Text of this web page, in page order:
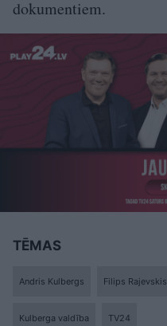
dokumentiem.
TĒMAS
Andris Kulbergs Filips Rajevskis
Kulberga valdība TV24